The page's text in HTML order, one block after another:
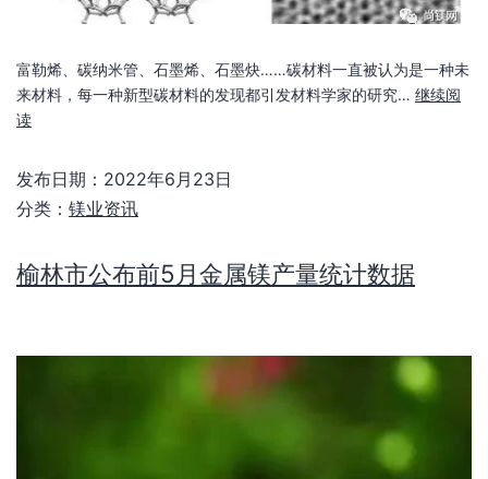
富勒烯、碳纳米管、石墨烯、石墨炔……碳材料一直被认为是一种未
来材料，每一种新型碳材料的发现都引发材料学家的研究… 继续阅
读
发布日期： 2022年6月23日
分类： 镁业资讯
榆林市公布前5月金属镁产量统计数据